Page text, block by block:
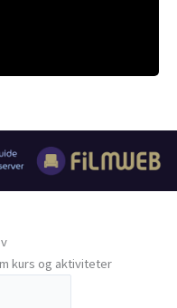
kurs og aktiviteter